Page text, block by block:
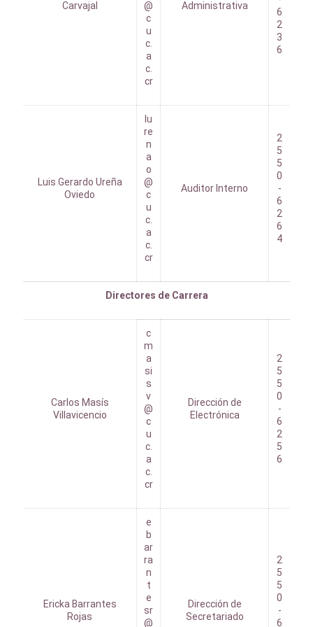
Carvajal
@
c
u
c.
a
c.
cr
Administrativa
6
2
3
6
Luis Gerardo Ureña
Oviedo
lu
re
n
a
o
@
c
u
c.
a
c.
cr
Auditor Interno
2
5
5
0
-
6
2
6
4
Directores de Carrera
Carlos Masís
Villavicencio
c
m
a
si
s
v
@
c
u
c.
a
c.
cr
Dirección de
Electrónica
2
5
5
0
-
6
2
5
6
Ericka Barrantes
Rojas
e
b
ar
ra
n
t
e
sr
@
Dirección de
Secretariado
2
5
5
0
-
6